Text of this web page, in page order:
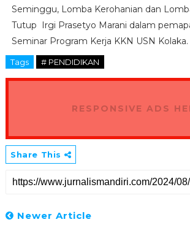
Seminggu, Lomba Kerohanian dan
Tutup Irgi Prasetyo Marani dalam
Seminar Program Kerja KKN USN Kolaka.
Tags # PENDIDIKAN
RESPONSIVE ADS
Share This
Newer Article